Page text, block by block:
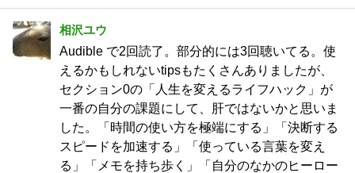
相沢ユウ
Audible で2回読了。部分的には3回聴いてる。使
えるかもしれないtipsもたくさんありましたが、
セクション0の「人生を変えるライフハック」が
一番の自分の課題にして、肝ではないかと思いま
した。「時間の使い方を極端にする」「決断する
スピードを加速する」「使っている言葉を変え
る」「メモを持ち歩く」「自分のなかのヒーロー